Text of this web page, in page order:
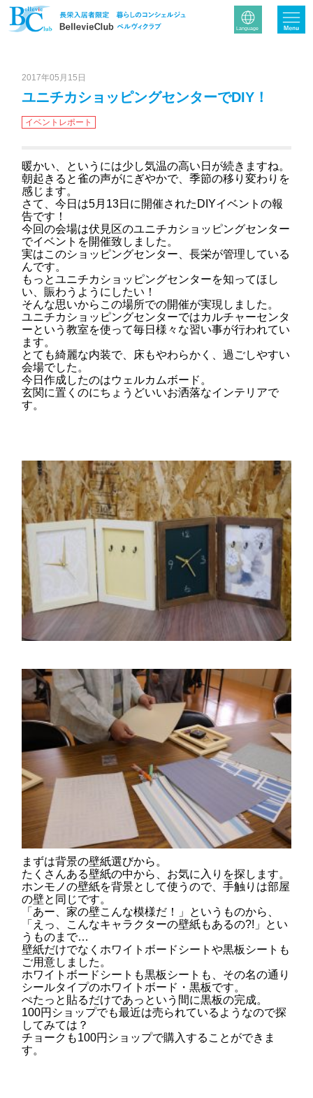
2017年05月15日
ユニチカショッピングセンターでDIY！
イベントレポート
暖かい、というには少し気温の高い日が続きますね。
朝起きると雀の声がにぎやかで、季節の移り変わりを
感じます。
さて、今日は5月13日に開催されたDIYイベントの報
告です！
今回の会場は伏見区のユニチカショッピングセンター
でイベントを開催致しました。
実はこのショッピングセンター、長栄が管理している
んです。
もっとユニチカショッピングセンターを知ってほし
い、賑わうようにしたい！
そんな思いからこの場所での開催が実現しました。
ユニチカショッピングセンターではカルチャーセンタ
ーという教室を使って毎日様々な習い事が行われてい
ます。
とても綺麗な内装で、床もやわらかく、過ごしやすい
会場でした。
今日作成したのはウェルカムボード。
玄関に置くのにちょうどいいお洒落なインテリアで
す。
まずは背景の壁紙選びから。
たくさんある壁紙の中から、お気に入りを探します。
ホンモノの壁紙を背景として使うので、手触りは部屋
の壁と同じです。
「あー、家の壁こんな模様だ！」というものから、
「えっ、こんなキャラクターの壁紙もあるの?!」とい
うものまで…
壁紙だけでなくホワイトボードシートや黒板シートも
ご用意しました。
ホワイトボードシートも黒板シートも、その名の通り
シールタイプのホワイトボード・黒板です。
ぺたっと貼るだけであっという間に黒板の完成。
100円ショップでも最近は売られているようなので探
してみては？
チョークも100円ショップで購入することができま
す。